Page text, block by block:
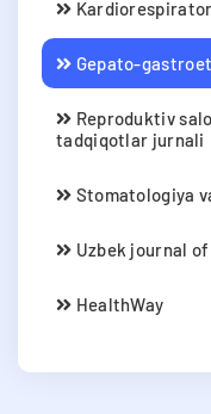
Gepato-
Reproduktiv
tadqiqotlar jurnali
Stomatologiya
Uzbek journal
HealthWay